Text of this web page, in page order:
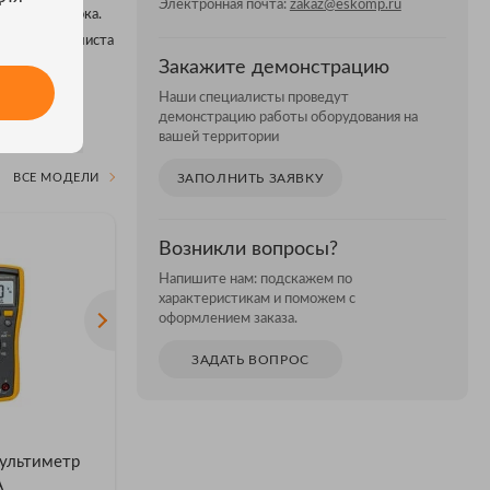
тока.
специалиста
хромом и
ВСЕ МОДЕЛИ
Электронная почта: zakaz@eskomp.ru
Закажите демонстрацию
Наши специалисты проведут
демонстрацию работы оборудования на
вашей территории
ЗАПОЛНИТЬ ЗАЯВКУ
Возникли вопросы?
Напишите нам: подскажем по
характеристикам и поможем с
оформлением заказа.
ЗАДАТЬ ВОПРОС